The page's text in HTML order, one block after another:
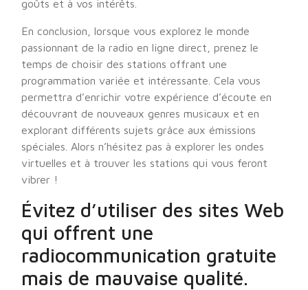
goûts et à vos intérêts.
En conclusion, lorsque vous explorez le monde
passionnant de la radio en ligne direct, prenez le
temps de choisir des stations offrant une
programmation variée et intéressante. Cela vous
permettra d’enrichir votre expérience d’écoute en
découvrant de nouveaux genres musicaux et en
explorant différents sujets grâce aux émissions
spéciales. Alors n’hésitez pas à explorer les ondes
virtuelles et à trouver les stations qui vous feront
vibrer !
Évitez d’utiliser des sites Web
qui offrent une
radiocommunication gratuite
mais de mauvaise qualité.